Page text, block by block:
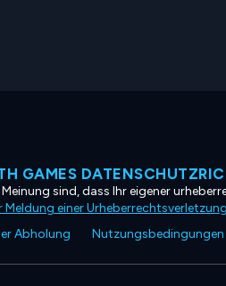
GAMES
Meinung sind, dass Ihr eigener
Meldung einer Urheberrechtsverletzung
Abholung
Nutzungsbedingungen